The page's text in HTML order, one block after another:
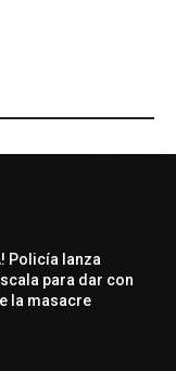
Policía lanza
para dar con
la masacre